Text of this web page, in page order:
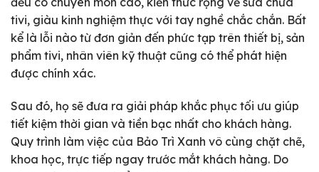
tivi, giàu kinh nghiệm thực với tay nghề chắc chắn. Bất
kể là lỗi nào từ đơn giản đến phức tạp trên thiết bị, sản
phẩm tivi, nhân viên kỹ thuật cũng có thể phát hiện
được chính xác.
Sau đó, họ sẽ đưa ra giải pháp khắc phục tối ưu giúp
tiết kiệm thời gian và tiền bạc nhất cho khách hàng.
Quy trình làm việc của Bảo Trì Xanh vô cùng chặt chẽ,
khoa học, trực tiếp ngay trước mắt khách hàng. Do